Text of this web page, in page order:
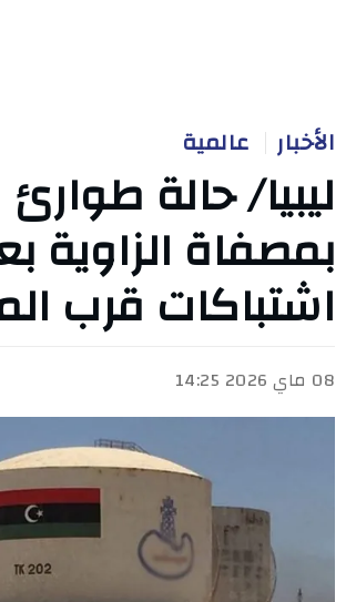
الأخبار عالمية
ليبيا/ حالة طوارئ
بمصفاة الزاوية
اشتباكات قرب
08 ماي 2026 14:25